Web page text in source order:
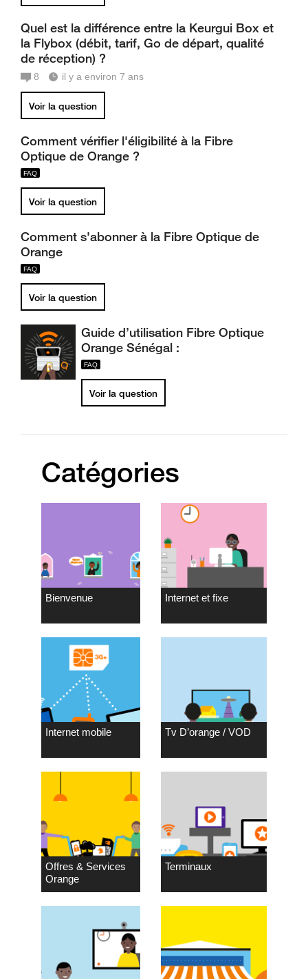
Quel est la différence entre la Keurgui Box et
la Flybox (débit, tarif, Go de départ, qualité
de réception) ?
8 il y a environ 7 ans
Voir la question
Comment vérifier l'éligibilité à la Fibre
Optique de Orange ?
Voir la question
Comment s'abonner à la Fibre Optique de
Orange
Voir la question
Guide d’utilisation Fibre Optique
Orange Sénégal :
Voir la question
Catégories
Bienvenue Internet et fixe
Internet mobile Tv D’orange / VOD
Offres & Services
Orange
Terminaux